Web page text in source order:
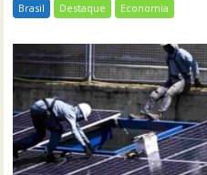
Brasil Destaque Economia